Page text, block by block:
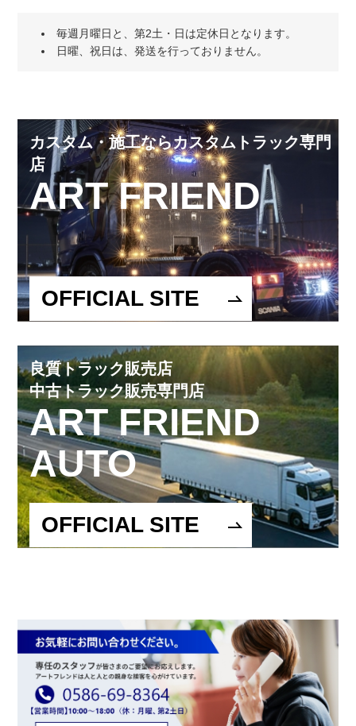
毎週月曜日と、第2土・日は定休日となります。
日曜、祝日は、発送を行っておりません。
カスタム・施工ならカスタムトラック専門
店
ART FRIEND
OFFICIAL SITE
良質トラック販売店
中古トラック販売専門店
ART FRIEND
AUTO
OFFICIAL SITE